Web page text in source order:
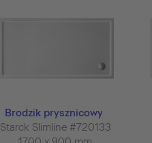
Brodzik prysznicowy
Starck Slimline #720133